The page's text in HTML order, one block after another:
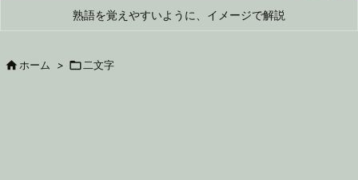
熟語を覚えやすいように、イメージで解説

 ホーム >  二文字